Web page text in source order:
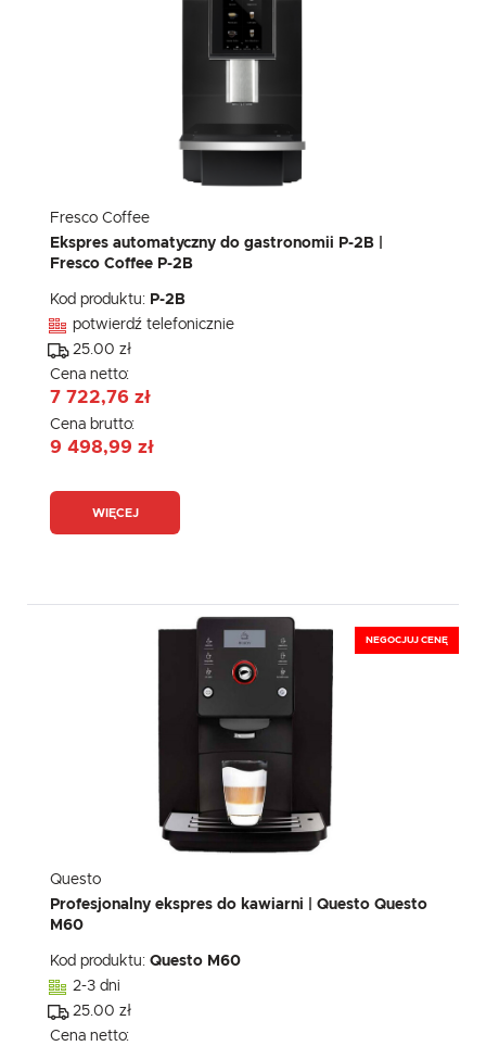
Fresco Coffee
Ekspres automatyczny do gastronomii P-2B |
Fresco Coffee P-2B
Kod produktu: P-2B
potwierdź telefonicznie
25.00 zł
Cena netto:
7 722,76 zł
Cena brutto:
9 498,99 zł
WIĘCEJ
NEGOCJUJ CENĘ
Questo
Profesjonalny ekspres do kawiarni | Questo Questo
M60
Kod produktu: Questo M60
2-3 dni
25.00 zł
Cena netto: